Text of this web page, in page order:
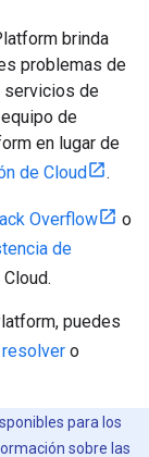
brinda
problemas de
servicios de
de
en lugar de
de Cloud .
Overflow
o
de
puedes
resolver o
para los
sobre las